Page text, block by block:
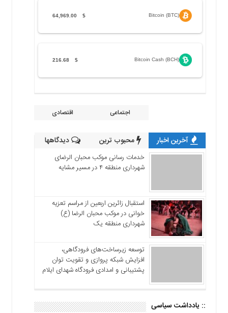
Bitcoin (BTC)
$
64,969.00
Bitcoin Cash (BCH)
$
216.68
اجتماعی اقتصادی
آخرین اخبار محبوب ترین دیدگاهها
خدمات رسانی موکب محبان الرضای
شهرداری منطقه ۴ در مسیر مشایه
استقبال زائرین اربعین از مراسم تعزیه
خوانی در موکب محبان الرضا (ع)
شهرداری منطقه یک
توسعه زیرساخت‌های فرودگاهی،
افزایش شبکه پروازی و تقویت توان
پشتیبانی و امدادی فرودگاه شهدای ایلام
:: یادداشت سیاسی